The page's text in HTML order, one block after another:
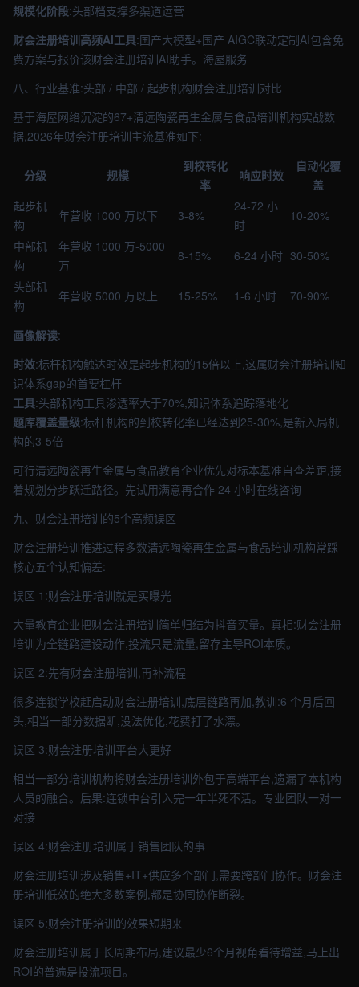
规模化阶段:头部档支撑多渠道运营
财会注册培训高频AI工具:国产大模型+国产 AIGC联动定制AI包含免
费方案与报价该财会注册培训AI助手。海屋服务
八、行业基准:头部 / 中部 / 起步机构财会注册培训对比
基于海屋网络沉淀的67+清远陶瓷再生金属与食品培训机构实战数
据,2026年财会注册培训主流基准如下:
分级 规模
到校转化
率
响应时效
自动化覆
盖
起步机
构
年营收 1000 万以下 3-8%
24-72 小
时
10-20%
中部机
构
年营收 1000 万-5000
万
8-15% 6-24 小时 30-50%
头部机
构
年营收 5000 万以上 15-25% 1-6 小时 70-90%
画像解读:
时效:标杆机构触达时效是起步机构的15倍以上,这属财会注册培训知
识体系gap的首要杠杆
工具:头部机构工具渗透率大于70%,知识体系追踪落地化
题库覆盖量级:标杆机构的到校转化率已经达到25-30%,是新入局机
构的3-5倍
可行清远陶瓷再生金属与食品教育企业优先对标本基准自查差距,接
着规划分步跃迁路径。先试用满意再合作 24 小时在线咨询
九、财会注册培训的5个高频误区
财会注册培训推进过程多数清远陶瓷再生金属与食品培训机构常踩
核心五个认知偏差:
误区 1:财会注册培训就是买曝光
大量教育企业把财会注册培训简单归结为抖音买量。真相:财会注册
培训为全链路建设动作,投流只是流量,留存主导ROI本质。
误区 2:先有财会注册培训,再补流程
很多连锁学校赶启动财会注册培训,底层链路再加,教训:6 个月后回
头,相当一部分数据断,没法优化,花费打了水漂。
误区 3:财会注册培训平台大更好
相当一部分培训机构将财会注册培训外包于高端平台,遗漏了本机构
人员的融合。后果:连锁中台引入完一年半死不活。专业团队一对一
对接
误区 4:财会注册培训属于销售团队的事
财会注册培训涉及销售+IT+供应多个部门,需要跨部门协作。财会注
册培训低效的绝大多数案例,都是协同协作断裂。
误区 5:财会注册培训的效果短期来
财会注册培训属于长周期布局,建议最少6个月视角看待增益,马上出
ROI的普遍是投流项目。